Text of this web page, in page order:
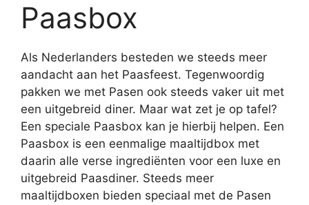
Paasbox
Als Nederlanders besteden we steeds meer
aandacht aan het Paasfeest. Tegenwoordig
pakken we met Pasen ook steeds vaker uit met
een uitgebreid diner. Maar wat zet je op tafel?
Een speciale Paasbox kan je hierbij helpen. Een
Paasbox is een eenmalige maaltijdbox met
daarin alle verse ingrediënten voor een luxe en
uitgebreid Paasdiner. Steeds meer
maaltijdboxen bieden speciaal met de Pasen